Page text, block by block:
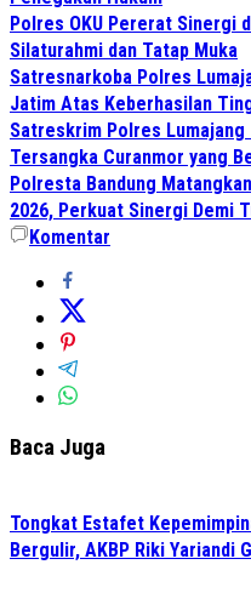
Polres OKU Pererat Sinergi
Silaturahmi dan Tatap Muka
Satresnarkoba Polres
Jatim Atas Keberhasilan
Satreskrim Polres
Tersangka Curanmor yang
Polresta Bandung
2026, Perkuat Sinergi Demi
Komentar
Baca Juga
Tongkat Estafet
Bergulir, AKBP Riki Yariandi